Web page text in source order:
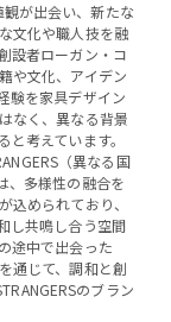
観が出会い、新たな
文化や職人技を融
設者ローガン・コ
や文化、アイデン
験を家具デザイン
なく、異なる背景
考えています。
（異なる国
、多様性の融合を
められており、
し共鳴し合う空間
途中で出会った
通じて、調和と創
のブラン